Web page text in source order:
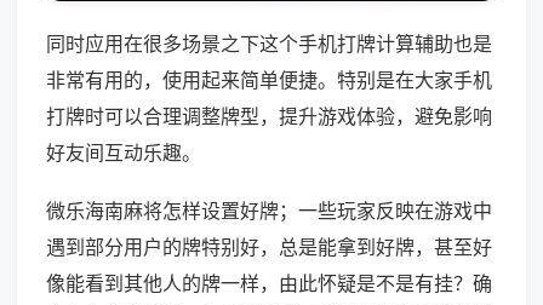
同时应用在很多场景之下这个手机打牌计算辅助也是
非常有用的，使用起来简单便捷。特别是在大家手机
打牌时可以合理调整牌型，提升游戏体验，避免影响
好友间互动乐趣。
微乐海南麻将怎样设置好牌；一些玩家反映在游戏中
遇到部分用户的牌特别好，总是能拿到好牌，甚至好
像能看到其他人的牌一样，由此怀疑是不是有挂？确